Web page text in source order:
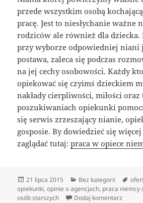
przede wszystkim osobą
pracę. Jest to niesłychanie ważne
rodziców ale również dla dziecka.
przy wyborze odpowiedniej niani
postawa, zaleca się podczas
na jej cechy osobowości. Każdy
opiekować się czyimś dzieckiem
nakłady cierpliwości, miłości
poszukiwaniach opiekunki
się serwis zrzeszający nianie,
gosposie. By dowiedzieć się
zaglądać tutaj:praca w opiece
Data
publikacji
21 lipca 2015 Kategorie
Bez kategorii Tagi
opiekunki,opinie o agencjach, praca niemcy
osób starszych
Dodaj komentarz